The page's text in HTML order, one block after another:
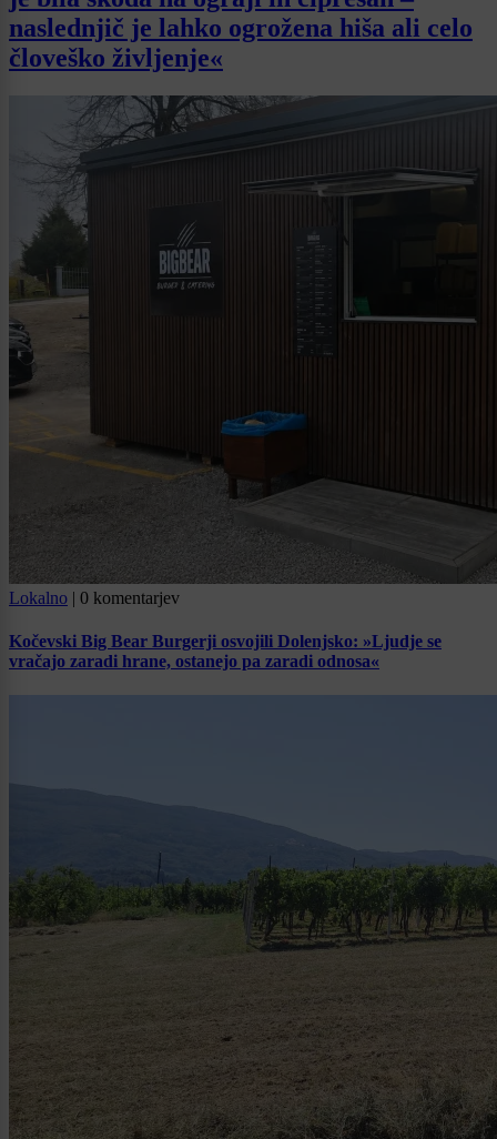
naslednjič je lahko ogrožena hiša ali celo
človeško življenje«
Lokalno | 0 komentarjev
Kočevski Big Bear Burgerji osvojili Dolenjsko: »Ljudje se
vračajo zaradi hrane, ostanejo pa zaradi odnosa«